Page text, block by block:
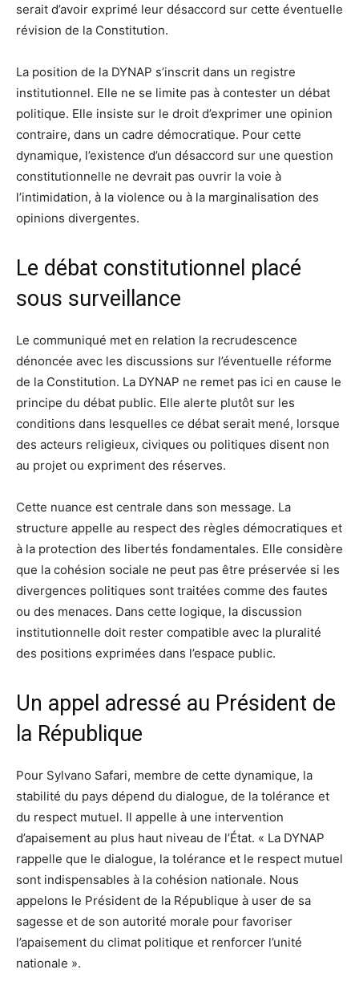
serait d’avoir exprimé leur désaccord sur cette éventuelle
révision de la Constitution.
La position de la DYNAP s’inscrit dans un registre
institutionnel. Elle ne se limite pas à contester un débat
politique. Elle insiste sur le droit d’exprimer une opinion
contraire, dans un cadre démocratique. Pour cette
dynamique, l’existence d’un désaccord sur une question
constitutionnelle ne devrait pas ouvrir la voie à
l’intimidation, à la violence ou à la marginalisation des
opinions divergentes.
Le débat constitutionnel placé
sous surveillance
Le communiqué met en relation la recrudescence
dénoncée avec les discussions sur l’éventuelle réforme
de la Constitution. La DYNAP ne remet pas ici en cause le
principe du débat public. Elle alerte plutôt sur les
conditions dans lesquelles ce débat serait mené, lorsque
des acteurs religieux, civiques ou politiques disent non
au projet ou expriment des réserves.
Cette nuance est centrale dans son message. La
structure appelle au respect des règles démocratiques et
à la protection des libertés fondamentales. Elle considère
que la cohésion sociale ne peut pas être préservée si les
divergences politiques sont traitées comme des fautes
ou des menaces. Dans cette logique, la discussion
institutionnelle doit rester compatible avec la pluralité
des positions exprimées dans l’espace public.
Un appel adressé au Président de
la République
Pour Sylvano Safari, membre de cette dynamique, la
stabilité du pays dépend du dialogue, de la tolérance et
du respect mutuel. Il appelle à une intervention
d’apaisement au plus haut niveau de l’État. « La DYNAP
rappelle que le dialogue, la tolérance et le respect mutuel
sont indispensables à la cohésion nationale. Nous
appelons le Président de la République à user de sa
sagesse et de son autorité morale pour favoriser
l’apaisement du climat politique et renforcer l’unité
nationale ».